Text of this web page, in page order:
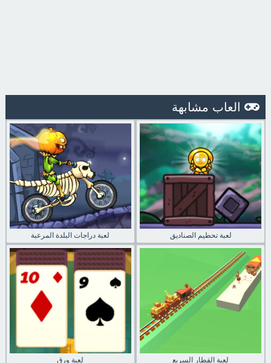
العاب مشابهة
لعبة دراجات البلدة المرعبة لعبة تحطيم الصناديق
لعبة ورق لعبة القطار السريع